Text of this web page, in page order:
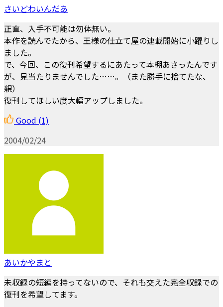
さいどわいんだあ
正直、入手不可能は勿体無い。
本作を読んでたから、王様の仕立て屋の連載開始に小躍りし
ました。
で、今回、この復刊希望するにあたって本棚あさったんです
が、見当たりませんでした……。（また勝手に捨てたな、
親）
復刊してほしい度大幅アップしました。
Good (1)
2004/02/24
あいかやまと
未収録の短編を持ってないので、それも交えた完全収録での
復刊を希望してます。